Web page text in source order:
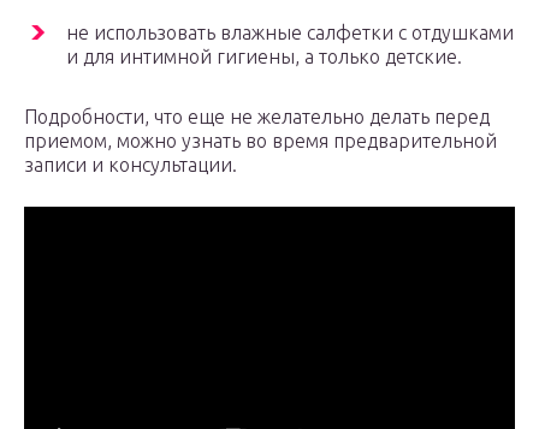
не использовать влажные салфетки с отдушками
и для интимной гигиены, а только детские.
Подробности, что еще не желательно делать перед
приемом, можно узнать во время предварительной
записи и консультации.